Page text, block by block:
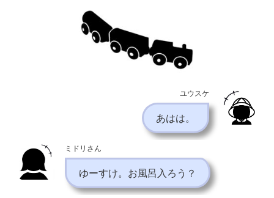
ユウスケ
あはは。
ミドリさん
ゆーすけ。お風呂入ろう？